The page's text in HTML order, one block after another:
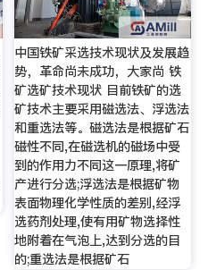
中国铁矿采选技术现状及发展趋
势，革命尚未成功，大家尚 铁
矿选矿技术现状 目前铁矿的选
矿技术主要采用磁选法、浮选法
和重选法等。磁选法是根据矿石
磁性不同,在磁选机的磁场中受
到的作用力不同这一原理,将矿
产进行分选;浮选法是根据矿物
表面物理化学性质的差别,经浮
选药剂处理,使有用矿物选择性
地附着在气泡上,达到分选的目
的;重选法是根据矿石